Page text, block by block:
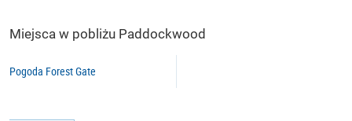
Miejsca w pobliżu Paddockwood
Pogoda Forest Gate